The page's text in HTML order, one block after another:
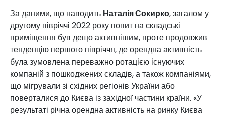
За даними, що наводить Наталія Сокирко, загалом у
другому півріччі 2022 року попит на складські
приміщення був дещо активнішим, проте продовжив
тенденцію першого півріччя, де орендна активність
була зумовлена переважно ротацією існуючих
компаній з пошкоджених складів, а також компаніями,
що мігрували зі східних регіонів України або
поверталися до Києва із західної частини країни. «У
результаті річна орендна активність на ринку Києва